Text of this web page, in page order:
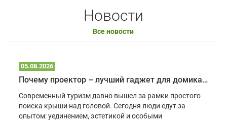
Новости
Все новости
05.08.2026
Почему проектор – лучший гаджет для домика в глэмпинге
Современный туризм давно вышел за рамки простого
поиска крыши над головой. Сегодня люди едут за
опытом: уединением, эстетикой и особыми